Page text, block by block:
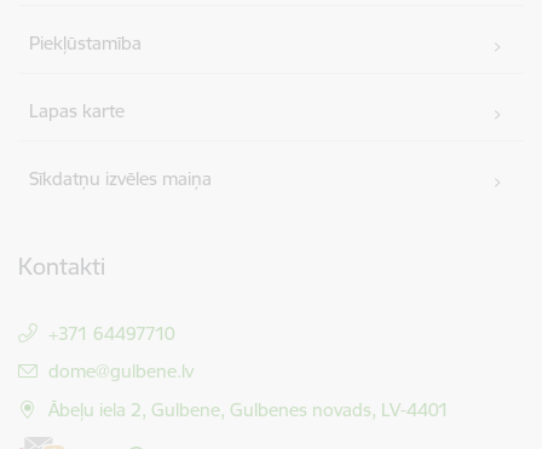
Piekļūstamība
Lapas karte
Sīkdatņu izvēles maiņa
Kontakti
+371 64497710
E-pasts:
dome@gulbene.lv
Ābeļu iela 2, Gulbene, Gulbenes novads, LV-4401